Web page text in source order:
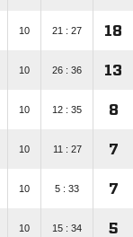
10 21 : 27 18
10 26 : 36 13
10 12 : 35 8
10 11 : 27 7
10 5 : 33 7
10 15 : 34 5